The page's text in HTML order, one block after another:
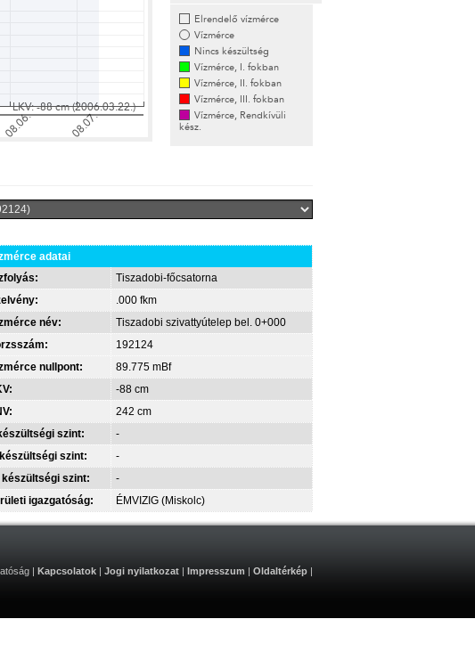
Elrendelő vízmérce
Vízmérce
Nincs készültség
Vízmérce, I. fokban
Vízmérce, II. fokban
Vízmérce, III. fokban
Vízmérce, Rendkívüli
kész.
adatai
Tiszadobi-főcsatorna
.000 fkm
név:
Tiszadobi szivattyútelep bel. 0+000
192124
nullpont:
89.775 mBf
-88 cm
242 cm
szint:
-
készültségi szint:
-
készültségi szint:
-
igazgatóság:
ÉMVIZIG (Miskolc)
| Kapcsolatok | Jogi nyilatkozat | Impresszum | Oldaltérkép |